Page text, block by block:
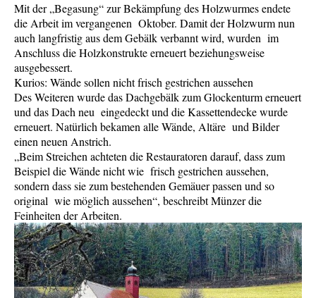
Mit der „Begasung“ zur Bekämpfung des Holzwurmes endete
die Arbeit im vergangenen Oktober. Damit der Holzwurm nun
auch langfristig aus dem Gebälk verbannt wird, wurden im
Anschluss die Holzkonstrukte erneuert beziehungsweise
ausgebessert.
Kurios: Wände sollen nicht frisch gestrichen aussehen
Des Weiteren wurde das Dachgebälk zum Glockenturm erneuert
und das Dach neu eingedeckt und die Kassettendecke wurde
erneuert. Natürlich bekamen alle Wände, Altäre und Bilder
einen neuen Anstrich.
„Beim Streichen achteten die Restauratoren darauf, dass zum
Beispiel die Wände nicht wie frisch gestrichen aussehen,
sondern dass sie zum bestehenden Gemäuer passen und so
original wie möglich aussehen“, beschreibt Münzer die
Feinheiten der Arbeiten.